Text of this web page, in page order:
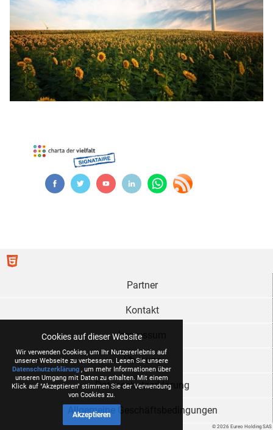
Cookies auf dieser Website
Wir verwenden Cookies, um Ihr Nutzererlebnis auf
unserer Webseite zu verbessern. Lesen Sie unsere
Datenschutzerklärung, um mehr Informationen über
unseren Umgang mit Daten zu erhalten. Mit einem
Klick auf "Akzeptieren" stimmen Sie der Verwendung
von Cookies zu.
Akzeptieren
© 2026 Eureo Holding SAS
Partner
Kontakt
Impressum
Über uns
Datenschutzerklärung
Allgemeine Geschäftsbedingungen